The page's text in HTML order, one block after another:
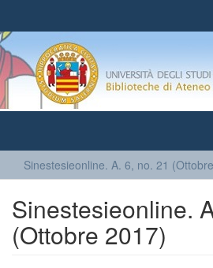
Sinestesieonline. A. 6, no. 21
Sinestesieonline.
(Ottobre 2017)